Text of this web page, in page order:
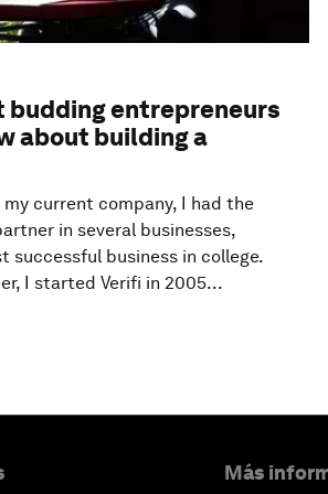
budding entrepreneurs
about building a
current company, I had the
in several businesses,
successful business in college.
I started Verifi in 2005...
Más